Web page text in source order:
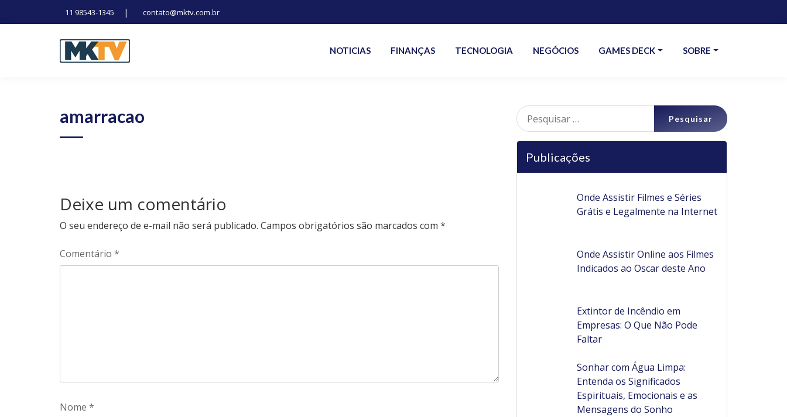
11 98543-1345 | contato@mktv.com.br
NOTICIAS FINANÇAS TECNOLOGIA NEGÓCIOS GAMES DECK SOBRE
amarracao
Deixe um comentário
O seu endereço de e-mail não será publicado. Campos obrigatórios são marcados com *
Comentário *
Nome *
Pesquisar
por:
Publicações
Onde Assistir Filmes e Séries
Grátis e Legalmente na Internet
Onde Assistir Online aos Filmes
Indicados ao Oscar deste Ano
Extintor de Incêndio em
Empresas: O Que Não Pode
Faltar
Sonhar com Água Limpa:
Entenda os Significados
Espirituais, Emocionais e as
Mensagens do Sonho